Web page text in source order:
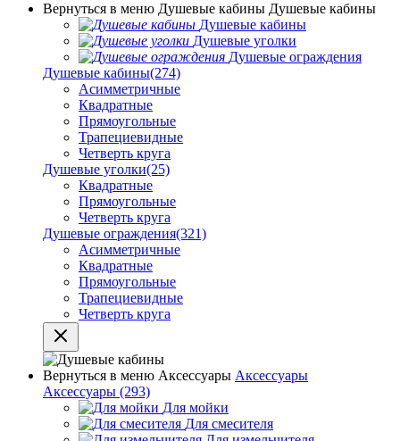
Вернуться в меню Душевые кабины Душевые кабины
Душевые кабины
Душевые уголки
Душевые ограждения
Душевые кабины(274)
Асимметричные
Квадратные
Прямоугольные
Трапециевидные
Четверть круга
Душевые уголки(25)
Квадратные
Прямоугольные
Четверть круга
Душевые ограждения(321)
Асимметричные
Квадратные
Прямоугольные
Трапециевидные
Четверть круга
Вернуться в меню Аксессуары Аксессуары
Аксессуары (293)
Для мойки
Для смесителя